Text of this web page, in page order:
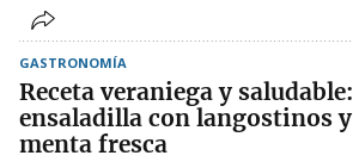
GASTRONOMÍA
Receta veraniega y saludable:
ensaladilla con langostinos y
menta fresca